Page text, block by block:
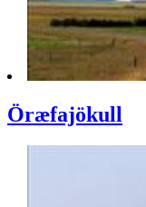
Öræfajökull